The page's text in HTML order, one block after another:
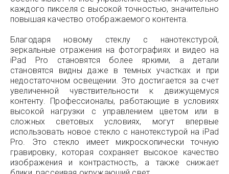
каждого пикселя с высокой точностью, значительно
повышая качество отображаемого контента.
Благодаря новому стеклу с нанотекстурой,
зеркальные отражения на фотографиях и видео на
iPad Pro становятся более яркими, а детали
становятся видны даже в темных участках и при
недостаточном освещении. Это достигается за счет
увеличенной чувствительности к движущемуся
контенту. Профессионалы, работающие в условиях
высокой нагрузки с управлением цветом или в
сложных световых условиях, могут впервые
использовать новое стекло с нанотекстурой на iPad
Pro. Это стекло имеет микроскопически точную
гравировку, которая сохраняет высокое качество
изображения и контрастность, а также снижает